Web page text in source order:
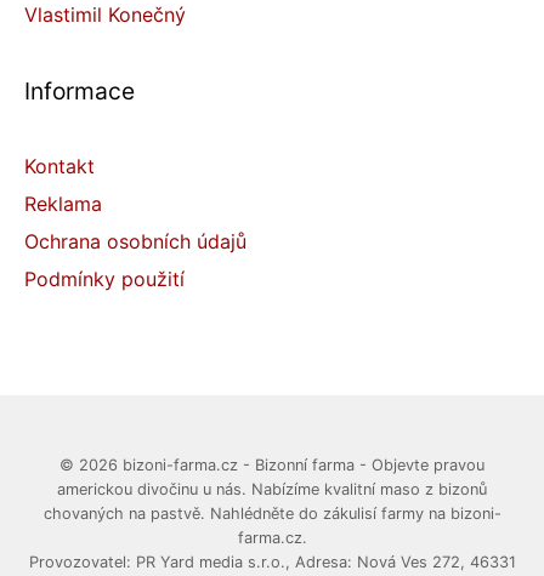
Vlastimil Konečný
Informace
Kontakt
Reklama
Ochrana osobních údajů
Podmínky použití
© 2026 bizoni-farma.cz - Bizonní farma - Objevte pravou
americkou divočinu u nás. Nabízíme kvalitní maso z bizonů
chovaných na pastvě. Nahlédněte do zákulisí farmy na bizoni-
farma.cz.
Provozovatel: PR Yard media s.r.o., Adresa: Nová Ves 272, 46331